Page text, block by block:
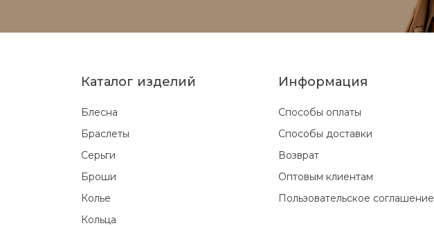
Каталог изделий
Блесна
Браслеты
Серьги
Броши
Колье
Кольца
Информация
Способы оплаты
Способы доставки
Возврат
Оптовым клиентам
Пользовательское соглашение